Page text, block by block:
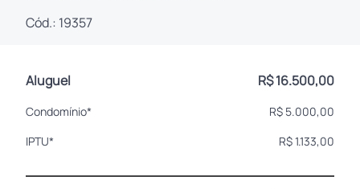
Cód.: 19357
Aluguel R$ 16.500,00
Condomínio*
R$ 5.000,00
IPTU*
R$ 1.133,00